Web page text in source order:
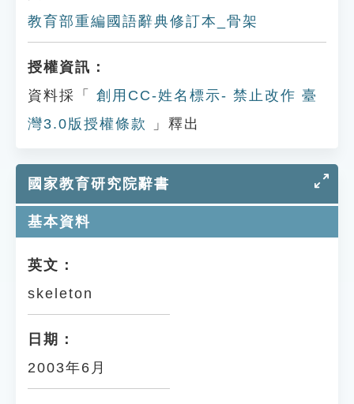
教育部重編國語辭典修訂本_骨架
授權資訊：
資料採「
創用CC-姓名標示- 禁止改作 臺
灣3.0版授權條款
」釋出
國家教育研究院辭書
基本資料
英文：
skeleton
日期：
2003年6月